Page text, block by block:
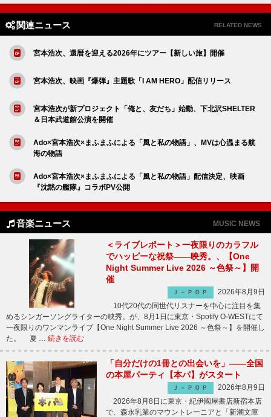
関連ニュース RELATED NEWS
宮本浩次、還暦を迎える2026年にツアー【新しい旅】開催
宮本浩次、映画『爆弾』主題歌「I AM HERO」配信リリース
宮本浩次が新プロジェクト「俺と、友だち」始動、下北沢SHELTER
＆日本武道館公演を開催
Ado×宮本浩次×まふまふによる「風と私の物語」、MVは心温まる航
海の物語
Ado×宮本浩次×まふまふによる「風と私の物語」配信決定、映画
『沈黙の艦隊』コラボPV公開
音楽ニュース MUSIC NEWS
＜ライブレポート＞一夜限りのカラフル
でハッピーな祝祭――映秀。、【One
Night Summer Live 2026 ～色祭～】開
催
Ｊ－ＰＯＰ
2026年8月9日
10代20代の同世代リスナーを中心に注目を集
めるシンガーソングライターの映秀。が、8月1日に東京・Spotify O-WESTにて
一夜限りのワンマンライブ【One Night Summer Live 2026 ～色祭～】を開催し
た。 夏 … 続きを読む
「自分だけの1冊との出会いを」――全国
の本屋パーティ【本パ】がスタート
Ｊ－ＰＯＰ
2026年8月9日
2026年8月8日に東京・紀伊國屋書店新宿本店
で、森永乳業のマウントレーニアと「新潮文庫